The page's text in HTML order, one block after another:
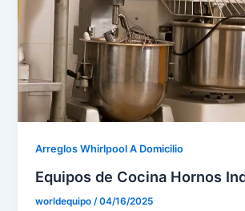
Arreglos Whirlpool A Domicilio
Equipos de Cocina Hornos
worldequipo/04/16/2025